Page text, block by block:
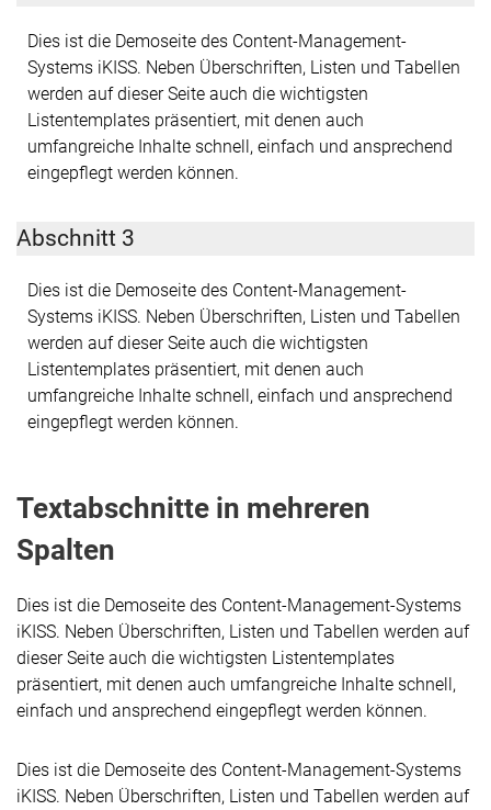
Dies ist die Demoseite des Content-Management-
Systems iKISS. Neben Überschriften, Listen und Tabellen
werden auf dieser Seite auch die wichtigsten
Listentemplates präsentiert, mit denen auch
umfangreiche Inhalte schnell, einfach und ansprechend
eingepflegt werden können.
Abschnitt 3
Dies ist die Demoseite des Content-Management-
Systems iKISS. Neben Überschriften, Listen und Tabellen
werden auf dieser Seite auch die wichtigsten
Listentemplates präsentiert, mit denen auch
umfangreiche Inhalte schnell, einfach und ansprechend
eingepflegt werden können.
Textabschnitte in mehreren
Spalten
Dies ist die Demoseite des Content-Management-Systems
iKISS. Neben Überschriften, Listen und Tabellen werden auf
dieser Seite auch die wichtigsten Listentemplates
präsentiert, mit denen auch umfangreiche Inhalte schnell,
einfach und ansprechend eingepflegt werden können.
Dies ist die Demoseite des Content-Management-Systems
iKISS. Neben Überschriften, Listen und Tabellen werden auf